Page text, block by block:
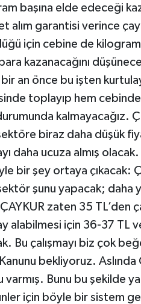
başına elde edeceği
alım garantisi verince çay
için cebine de kilogram
kazanacağını
bir an önce bu işten
toplayıp hem
kalmayacağız.
biraz daha düşük
daha ucuza almış
bir şey ortaya çıkacak:
şunu yapacak; daha
zaten 35 TL’den
alabilmesi için 36-37 TL
Bu çalışmayı biz çok
bekliyoruz. Aslında
Bunu bu şekilde
için böyle bir sistem